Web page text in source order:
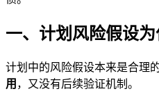
一、计划风险假设
计划中的风险假设本来是合理
用 ，又没有后续验证机制。